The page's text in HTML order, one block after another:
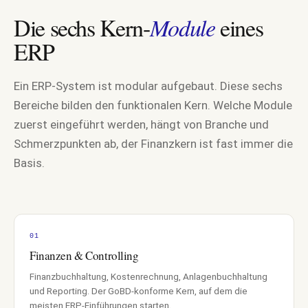
Drei Punkte, was Sieerwartet.
01
URL-Analyse und Shortlist
Minuten erhalten Sie eine personalisierte Shortlist, anonym
02
Ihre Daten bleiben bei uns
Keine Weitergabe an Anbieter. Anbieter erfahren von Ihrer Anfrage
Sie ausdrücklich zustimmen. Keine Werbe-Mails ohne Einwilligung.
Die sechs Kern-Moduleeines
ERP
Ein ERP-System ist modular aufgebaut. Diese sechs
Bereiche bilden den funktionalen Kern. Welche Module
zuerst eingeführt werden, hängt von Branche und
Schmerzpunkten ab, der Finanzkern ist fast immer die
Basis.
01
Finanzen & Controlling
Finanzbuchhaltung, Kostenrechnung, Anlagenbuchhaltung
und Reporting. Der GoBD-konforme Kern, auf dem die
meisten ERP-Einführungen starten.